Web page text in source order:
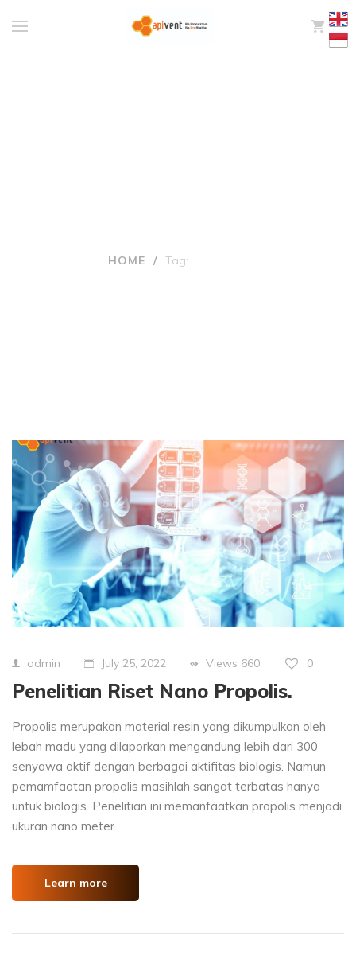
0
HOME / Tag:
admin July 25, 2022 Views 660 0
Penelitian Riset Nano Propolis.
Propolis merupakan material resin yang dikumpulkan oleh
lebah madu yang dilaporkan mengandung lebih dari 300
senyawa aktif dengan berbagai aktifitas biologis. Namun
pemamfaatan propolis masihlah sangat terbatas hanya
untuk biologis. Penelitian ini memanfaatkan propolis menjadi
ukuran nano meter...
Learn more